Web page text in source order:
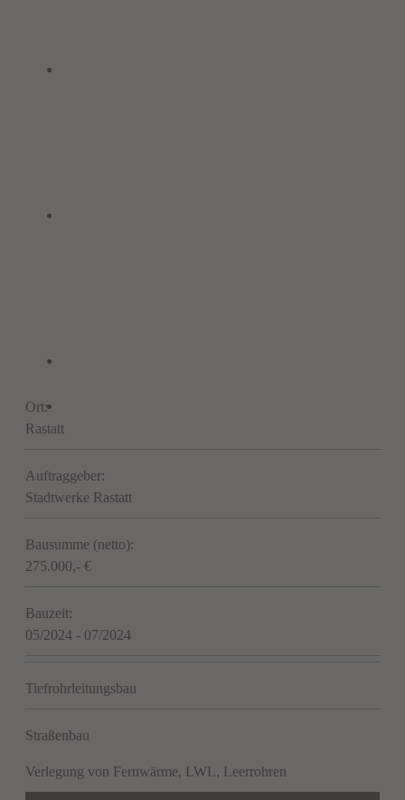
Ort:
Rastatt
Auftraggeber:
Stadtwerke Rastatt
Bausumme (netto):
275.000,- €
Bauzeit:
05/2024 - 07/2024
Tiefrohrleitungsbau
Straßenbau
Verlegung von Fernwärme, LWL, Leerrohren